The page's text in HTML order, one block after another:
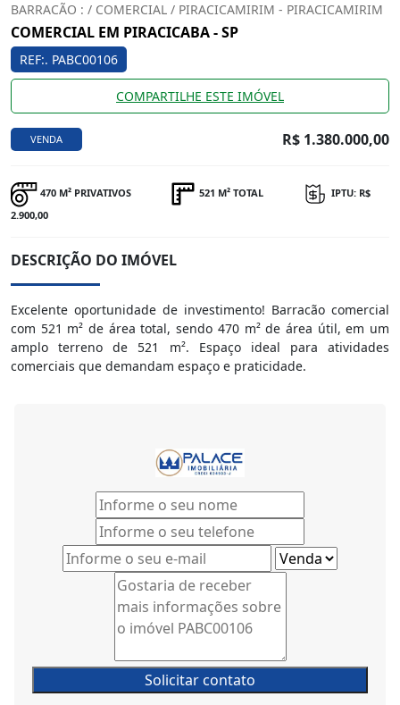
BARRACÃO : / COMERCIAL / PIRACICAMIRIM - PIRACICAMIRIM
COMERCIAL EM PIRACICABA - SP
REF:. PABC00106
COMPARTILHE ESTE IMÓVEL
VENDA R$ 1.380.000,00
470 M² PRIVATIVOS 521 M² TOTAL
IPTU: R$
2.900,00
DESCRIÇÃO DO IMÓVEL
Excelente oportunidade de investimento! Barracão comercial
com 521 m² de área total, sendo 470 m² de área útil, em um
amplo terreno de 521 m². Espaço ideal para atividades
comerciais que demandam espaço e praticidade.
Solicitar contato